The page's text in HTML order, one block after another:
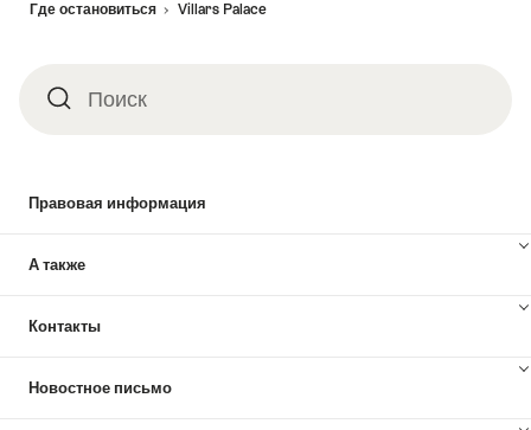
Где остановиться
Villars Palace
ПоискПоиск
Правовая информация
А также
Контакты
Новостное письмо